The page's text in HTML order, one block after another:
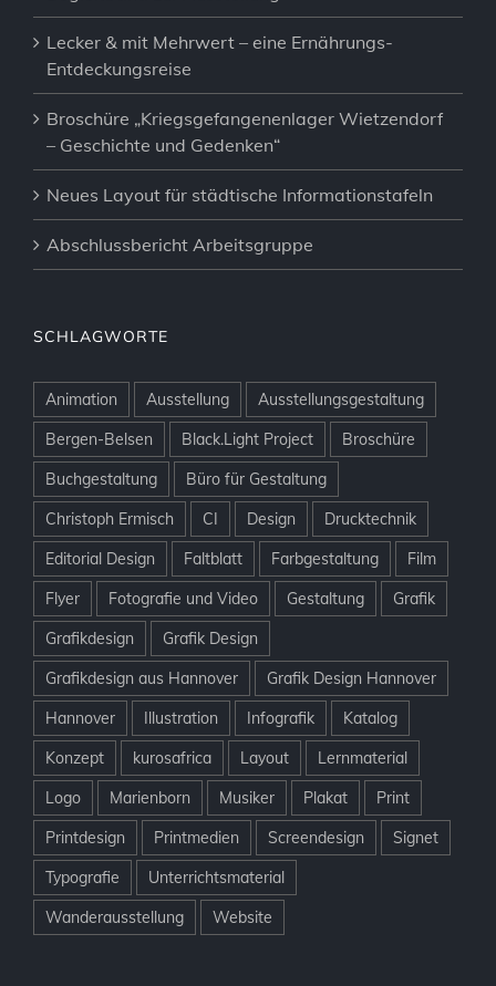
Lecker & mit Mehrwert – eine Ernährungs-
Entdeckungsreise
Broschüre „Kriegsgefangenenlager Wietzendorf
– Geschichte und Gedenken“
Neues Layout für städtische Informationstafeln
Abschlussbericht Arbeitsgruppe
SCHLAGWORTE
Animation Ausstellung
Ausstellungsgestaltung
Bergen-Belsen
Black.Light Project
Broschüre
Buchgestaltung
Büro für Gestaltung
Christoph Ermisch
CI Design
Drucktechnik
Editorial Design
Faltblatt Farbgestaltung
Film
Flyer
Fotografie und Video Gestaltung
Grafik
Grafikdesign
Grafik Design
Grafikdesign aus Hannover
Grafik Design Hannover
Hannover
Illustration Infografik
Katalog
Konzept
kurosafrica Layout
Lernmaterial
Logo
Marienborn Musiker Plakat
Print
Printdesign
Printmedien Screendesign
Signet
Typografie
Unterrichtsmaterial
Wanderausstellung
Website